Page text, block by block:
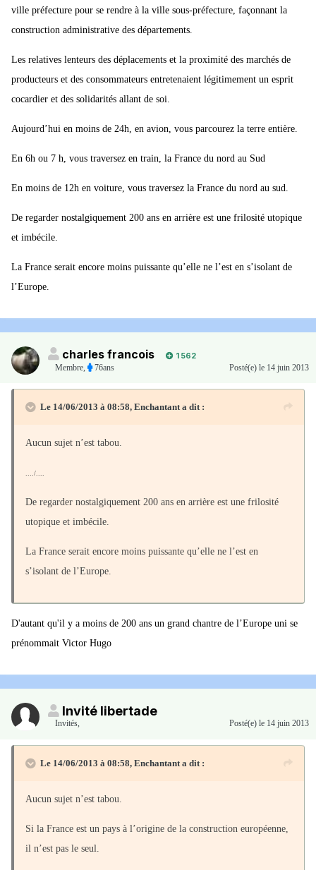
ville préfecture pour se rendre à la ville sous-préfecture, façonnant la
construction administrative des départements.
Les relatives lenteurs des déplacements et la proximité des marchés de
producteurs et des consommateurs entretenaient légitimement un esprit
cocardier et des solidarités allant de soi.
Aujourd’hui en moins de 24h, en avion, vous parcourez la terre entière.
En 6h ou 7 h, vous traversez en train, la France du nord au Sud
En moins de 12h en voiture, vous traversez la France du nord au sud.
De regarder nostalgiquement 200 ans en arrière est une frilosité utopique
et imbécile.
La France serait encore moins puissante qu’elle ne l’est en s’isolant de
l’Europe.
charles francois
1 562
Membre, 76ans Posté(e) le 14 juin 2013
Le 14/06/2013 à 08:58, Enchantant a dit :
Aucun sujet n’est tabou.
..../....
De regarder nostalgiquement 200 ans en arrière est une frilosité
utopique et imbécile.
La France serait encore moins puissante qu’elle ne l’est en
s’isolant de l’Europe.
D'autant qu'il y a moins de 200 ans un grand chantre de l’Europe uni se
prénommait Victor Hugo
Invité libertade
Invités, Posté(e) le 14 juin 2013
Le 14/06/2013 à 08:58, Enchantant a dit :
Aucun sujet n’est tabou.
Si la France est un pays à l’origine de la construction européenne,
il n’est pas le seul.